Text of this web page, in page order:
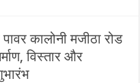
कालोनी मजीठा रोड
विस्तार और